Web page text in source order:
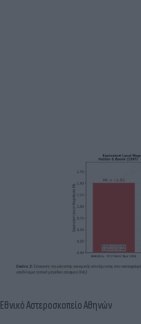
Εθνικό Αστεροσκοπείο Αθηνών